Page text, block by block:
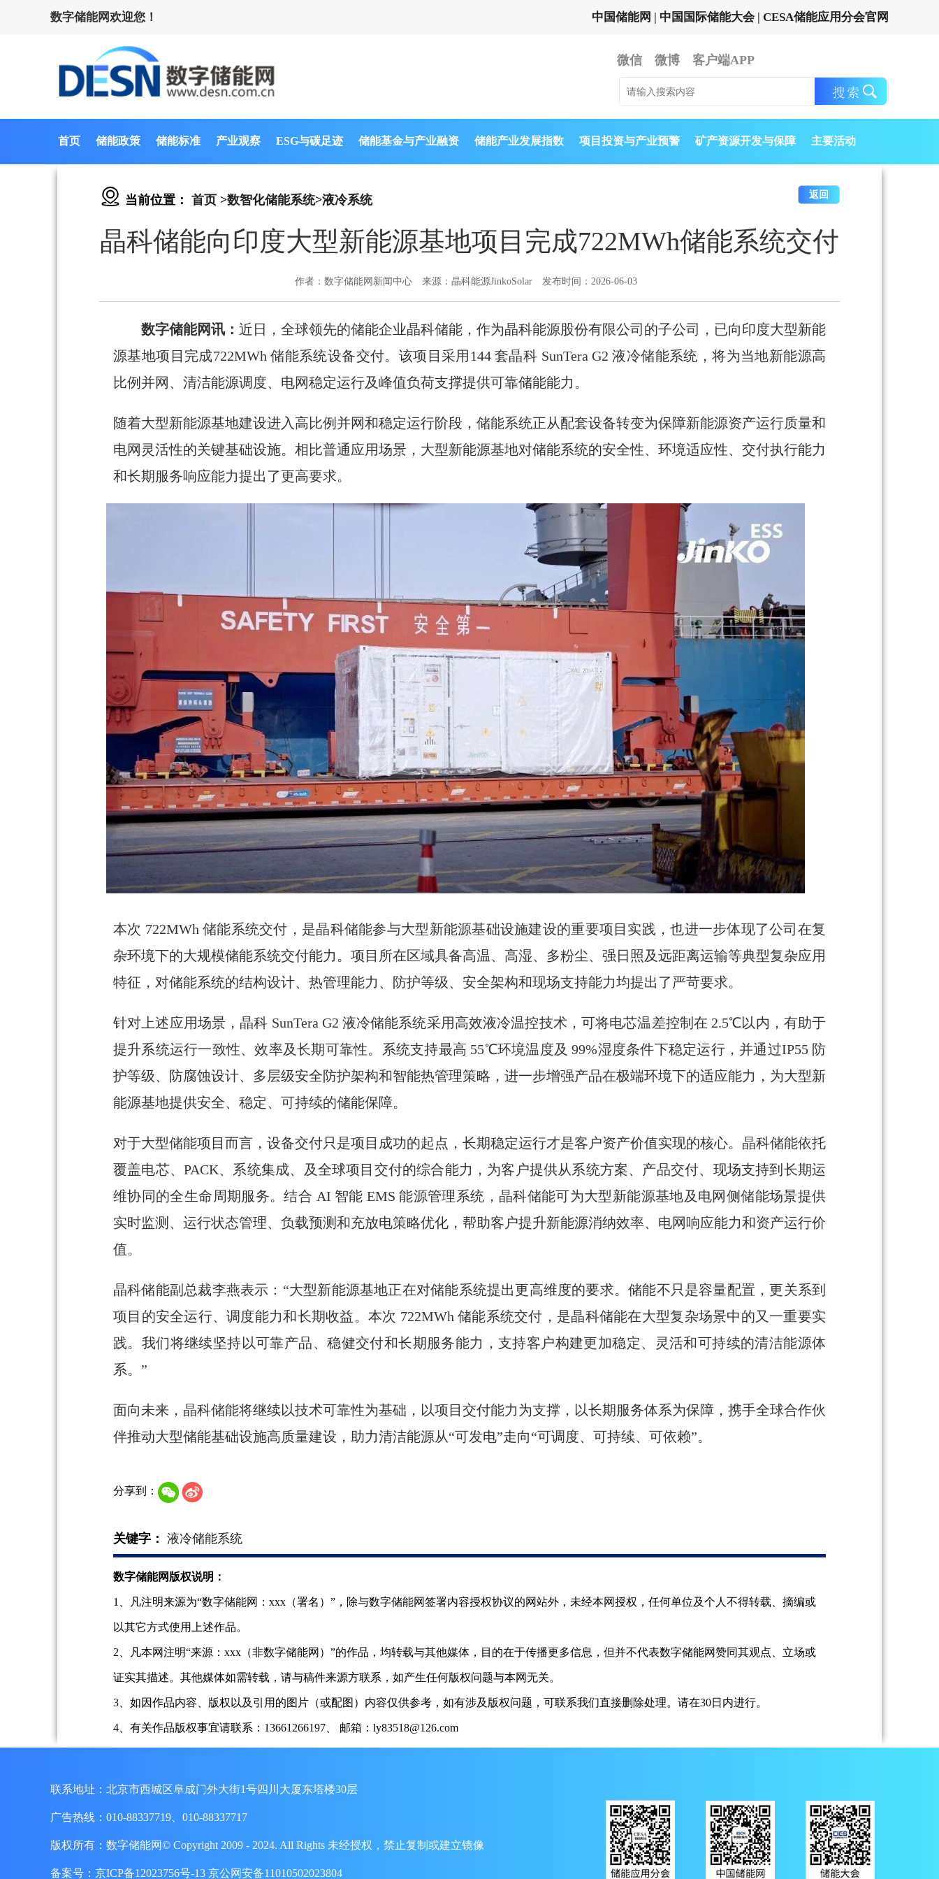
数字储能网欢迎您！ 中国储能网 | 中国国际储能大会 | CESA储能应用分会官网
微信 微博 客户端APP
首页 储能政策 储能标准 产业观察 ESG与碳足迹 储能基金与产业融资 储能产业发展指数 项目投资与产业预警 矿产资源开发与保障 主要活动
当前位置： 首页 >数智化储能系统>液冷系统 返回
晶科储能向印度大型新能源基地项目完成722MWh储能系统交付
作者：数字储能网新闻中心 来源：晶科能源JinkoSolar 发布时间：2026-06-03
数字储能网讯： 近日，全球领先的储能企业晶科储能，作为晶科能源股份有限公司的子公司，已向印度大型新能
源基地项目完成722MWh 储能系统设备交付。该项目采用144 套晶科 SunTera G2 液冷储能系统，将为当地新能源高
比例并网、清洁能源调度、电网稳定运行及峰值负荷支撑提供可靠储能能力。
随着大型新能源基地建设进入高比例并网和稳定运行阶段，储能系统正从配套设备转变为保障新能源资产运行质量和
电网灵活性的关键基础设施。相比普通应用场景，大型新能源基地对储能系统的安全性、环境适应性、交付执行能力
和长期服务响应能力提出了更高要求。
本次 722MWh 储能系统交付，是晶科储能参与大型新能源基础设施建设的重要项目实践，也进一步体现了公司在复
杂环境下的大规模储能系统交付能力。项目所在区域具备高温、高湿、多粉尘、强日照及远距离运输等典型复杂应用
特征，对储能系统的结构设计、热管理能力、防护等级、安全架构和现场支持能力均提出了严苛要求。
针对上述应用场景，晶科 SunTera G2 液冷储能系统采用高效液冷温控技术，可将电芯温差控制在 2.5℃以内，有助于
提升系统运行一致性、效率及长期可靠性。系统支持最高 55℃环境温度及 99%湿度条件下稳定运行，并通过IP55 防
护等级、防腐蚀设计、多层级安全防护架构和智能热管理策略，进一步增强产品在极端环境下的适应能力，为大型新
能源基地提供安全、稳定、可持续的储能保障。
对于大型储能项目而言，设备交付只是项目成功的起点，长期稳定运行才是客户资产价值实现的核心。晶科储能依托
覆盖电芯、PACK、系统集成、及全球项目交付的综合能力，为客户提供从系统方案、产品交付、现场支持到长期运
维协同的全生命周期服务。结合 AI 智能 EMS 能源管理系统，晶科储能可为大型新能源基地及电网侧储能场景提供
实时监测、运行状态管理、负载预测和充放电策略优化，帮助客户提升新能源消纳效率、电网响应能力和资产运行价
值。
晶科储能副总裁李燕表示：“大型新能源基地正在对储能系统提出更高维度的要求。储能不只是容量配置，更关系到
项目的安全运行、调度能力和长期收益。本次 722MWh 储能系统交付，是晶科储能在大型复杂场景中的又一重要实
践。我们将继续坚持以可靠产品、稳健交付和长期服务能力，支持客户构建更加稳定、灵活和可持续的清洁能源体
系。”
面向未来，晶科储能将继续以技术可靠性为基础，以项目交付能力为支撑，以长期服务体系为保障，携手全球合作伙
伴推动大型储能基础设施高质量建设，助力清洁能源从“可发电”走向“可调度、可持续、可依赖”。
分享到：
关键字： 液冷储能系统
数字储能网版权说明：
1、凡注明来源为“数字储能网：xxx（署名）”，除与数字储能网签署内容授权协议的网站外，未经本网授权，任何单位及个人不得转载、摘编或
以其它方式使用上述作品。
2、凡本网注明“来源：xxx（非数字储能网）”的作品，均转载与其他媒体，目的在于传播更多信息，但并不代表数字储能网赞同其观点、立场或
证实其描述。其他媒体如需转载，请与稿件来源方联系，如产生任何版权问题与本网无关。
3、如因作品内容、版权以及引用的图片（或配图）内容仅供参考，如有涉及版权问题，可联系我们直接删除处理。请在30日内进行。
4、有关作品版权事宜请联系：13661266197、 邮箱：ly83518@126.com
联系地址：北京市西城区阜成门外大街1号四川大厦东塔楼30层
广告热线：010-88337719、010-88337717
版权所有：数字储能网© Copyright 2009 - 2024. All Rights 未经授权，禁止复制或建立镜像
备案号： 京ICP备12023756号-13 京公网安备11010502023804